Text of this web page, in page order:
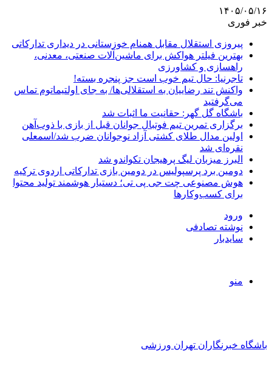
۱۴۰۵/۰۵/۱۶
خبر فوری
پیروزی استقلال مقابل همنام خوزستانی در دیداری تدارکاتی
بهترین فیلتر هواکش برای ماشین‌آلات صنعتی، معدنی،
راهسازی و کشاورزی
تاجرنیا: حال تیم خوب است جز پنجره بسته!
واکنش تند رضاییان به استقلالی‌ها/ به جای اولتیماتوم تماس
می‌گرفتید
باشگاه گل گهر: حقانیت ما اثبات شد
برگزاری تمرین تیم فوتبال جوانان قبل از بازی با ذوب‌آهن
اولین مدال طلای کشتی آزاد نوجوانان ضرب شد/اسمعلی
نقره‌ای شد
البرز میزبان لیگ پرهیجان تکواندو شد
دومین برد پرسپولیس در دومین بازی تدارکاتی اردوی ترکیه
هوش مصنوعی چت جی پی تی؛ دستیار هوشمند تولید محتوا
برای کسب‌وکارها
ورود
نوشته تصادفی
سایدبار
منو
باشگاه خبرنگاران تهران ورزشی